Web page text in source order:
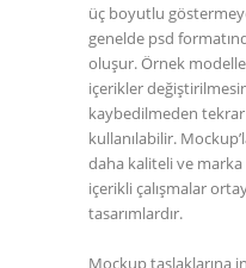
üç boyutlu
genelde psd
oluşur. Örnek
içerikler
kaybedilmeden
kullanılabilir.
daha kaliteli ve marka
içerikli çalışmalar
tasarımlardır.
Mockup taslaklarına